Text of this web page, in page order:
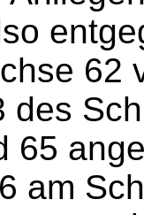
62
des
65
am